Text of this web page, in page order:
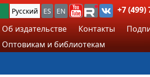
Русский ES EN
+7 (499)
Об издательстве
Контакты
Оптовикам и библиотекам